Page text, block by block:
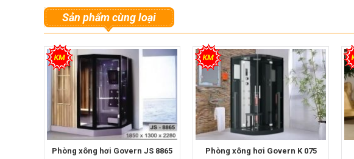
Sản phẩm cùng loại
Phòng xông hơi Govern JS 8865 Phòng xông hơi Govern K 075